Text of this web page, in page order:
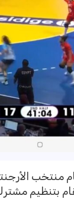
بتنظيم